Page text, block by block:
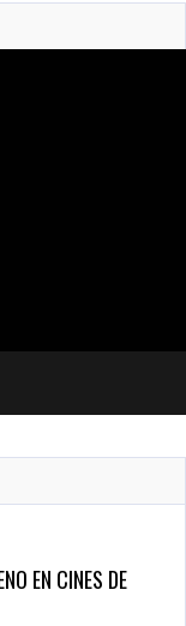
EN CINES DE